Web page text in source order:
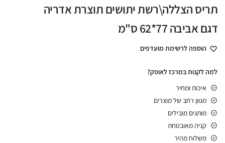
תריס הצללה\רשת יתושים תוצרת אדריה
דגם אביבה 77*62 ס"מ
הוספה לרשימת מועדפים
למה לקנות במרכז לאופק?
איכות ומחיר
מגוון רחב של מוצרים
מותגים מובילים
קניה מאובטחת
משלוח מהיר